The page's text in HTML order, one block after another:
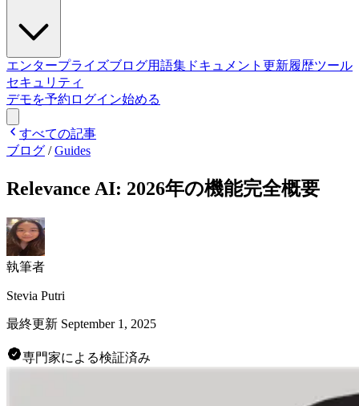
エンタープライズブログ用語集 ドキュメント 更新履歴ツール
セキュリティ
デモを予約 ログイン始める
すべての記事
ブログ /Guides
Relevance AI: 2026年の機能完全概要
執筆者
Stevia Putri
最終更新 September 1, 2025
専門家による検証済み